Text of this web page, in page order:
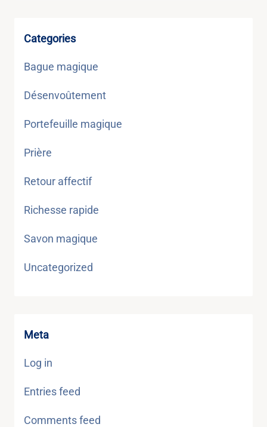
Categories
Bague magique
Désenvoûtement
Portefeuille magique
Prière
Retour affectif
Richesse rapide
Savon magique
Uncategorized
Meta
Log in
Entries feed
Comments feed